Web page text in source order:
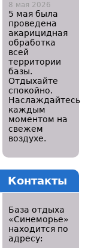
8 мая 2026
5 мая была
проведена
акарицидная
обработка
всей
территории
базы.
Отдыхайте
спокойно.
Наслаждайтесь
каждым
моментом на
свежем
воздухе.
Контакты
База отдыха
«Синеморье»
находится по
адресу: